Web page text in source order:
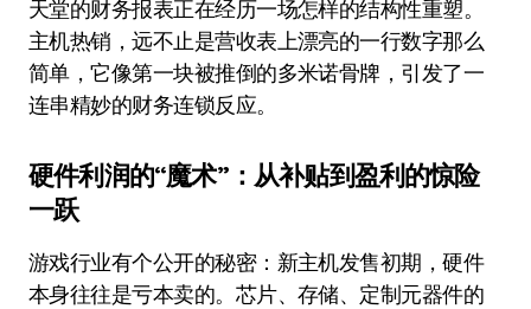
天堂的财务报表正在经历一场怎样的结构性重塑。
主机热销，远不止是营收表上漂亮的一行数字那么
简单，它像第一块被推倒的多米诺骨牌，引发了一
连串精妙的财务连锁反应。
硬件利润的“魔术”：从补贴到盈利的惊险
一跃
游戏行业有个公开的秘密：新主机发售初期，硬件
本身往往是亏本卖的。芯片、存储、定制元器件的